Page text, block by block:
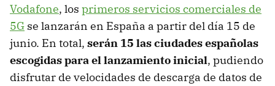
Vodafone, los primeros servicios comerciales de
5G se lanzarán en España a partir del día 15 de
junio. En total, serán 15 las ciudades españolas
escogidas para el lanzamiento inicial, pudiendo
disfrutar de velocidades de descarga de datos de